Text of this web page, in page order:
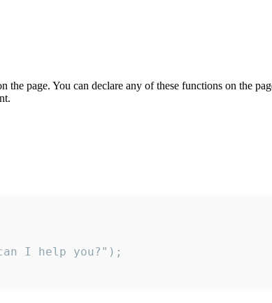
page. You can declare any of these functions on the
I help you?");